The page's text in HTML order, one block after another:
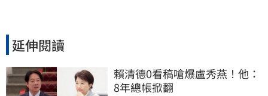
延伸閱讀
賴清德0看稿嗆爆盧秀燕！他：
8年總帳掀翻